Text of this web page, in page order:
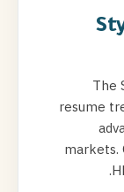
The
resume
markets.